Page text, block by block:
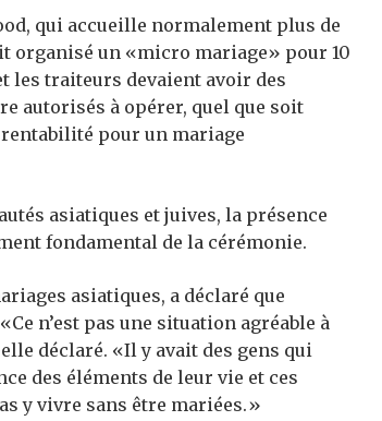
qui accueille normalement plus de
organisé un «micro mariage» pour 10
les traiteurs devaient avoir des
autorisés à opérer, quel que soit
rentabilité pour un mariage
asiatiques et juives, la présence
fondamental de la cérémonie.
asiatiques, a déclaré que
n’est pas une situation agréable à
déclaré. «Il y avait des gens qui
des éléments de leur vie et ces
y vivre sans être mariées.»